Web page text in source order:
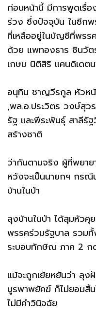
ก่อนหน้านี้ มีการพูดเรื่
ร่วง ซึ่งปัจจุบัน ในซีก
ที่เหลืออยู่ในบัญชีที่พรร
ด้วย แพทองธาร ชินวัต
เกษม นิติสิริ แคนดิเดต
อนุทิน ชาญวีรกูล หัวหน้
,พล.อ.ประวิตร วงษ์สุ
รัฐ และพีระพันธุ์ สาลีรั
สร้างชาติ
ว่ากันตามจริง ผู้ที่พยาย
หวังจะเป็นนายกฯ กร
บ้านในป่า
ลุงบ้านในป่า ได้สุมหัวคุ
พรรคร่วมรัฐบาล รวม
ระบอบทักษิณ ภาค 2 ก
แม้จะถูกเย้ยหยันว่า ลุ
บูรพาพยัคฆ์ ก็ไม่ยอมสิ้
ไม่มีคำวินิจฉัย